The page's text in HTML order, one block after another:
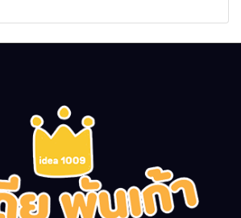
ปกติไหม